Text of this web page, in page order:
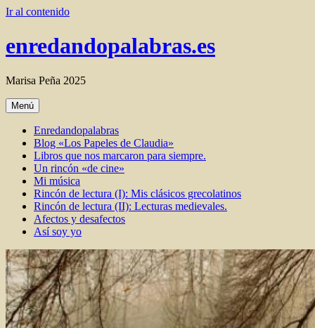
Ir al contenido
enredandopalabras.es
Marisa Peña 2025
Menú
Enredandopalabras
Blog «Los Papeles de Claudia»
Libros que nos marcaron para siempre.
Un rincón «de cine»
Mi música
Rincón de lectura (I): Mis clásicos grecolatinos
Rincón de lectura (II): Lecturas medievales.
Afectos y desafectos
Así soy yo